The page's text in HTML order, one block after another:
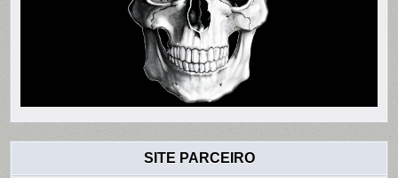
SITE PARCEIRO